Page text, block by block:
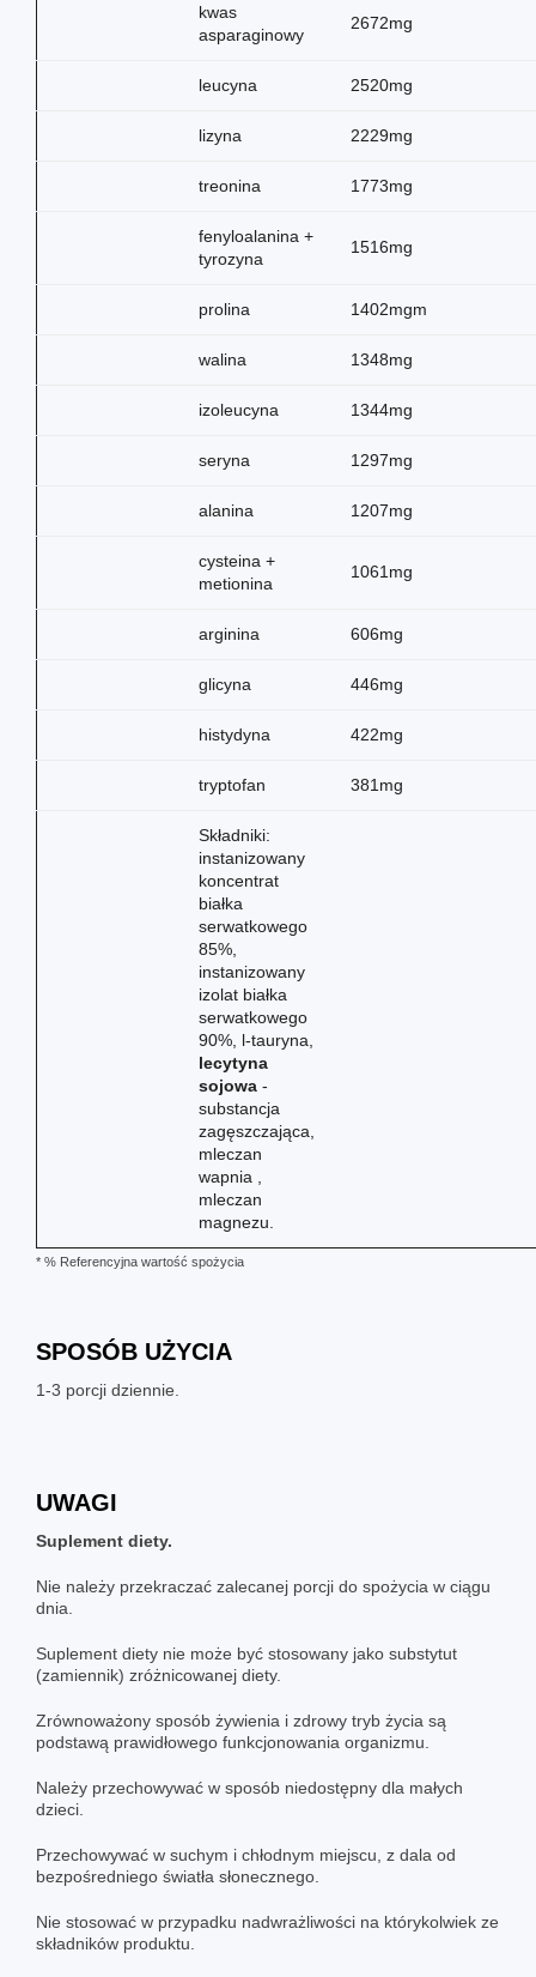
kwas
asparaginowy
2672mg
leucyna 2520mg
lizyna 2229mg
treonina 1773mg
fenyloalanina +
tyrozyna
1516mg
prolina 1402mgm
walina 1348mg
izoleucyna 1344mg
seryna 1297mg
alanina 1207mg
cysteina +
metionina
1061mg
arginina 606mg
glicyna 446mg
histydyna 422mg
tryptofan 381mg
Składniki:
instanizowany
koncentrat
białka
serwatkowego
85%,
instanizowany
izolat białka
serwatkowego
90%, l-tauryna,
lecytyna
sojowa -
substancja
zagęszczająca,
mleczan
wapnia ,
mleczan
magnezu.
* % Referencyjna wartość spożycia
SPOSÓB UŻYCIA
1-3 porcji dziennie.
UWAGI
Suplement diety.
Nie należy przekraczać zalecanej porcji do spożycia w ciągu
dnia.
Suplement diety nie może być stosowany jako substytut
(zamiennik) zróżnicowanej diety.
Zrównoważony sposób żywienia i zdrowy tryb życia są
podstawą prawidłowego funkcjonowania organizmu.
Należy przechowywać w sposób niedostępny dla małych
dzieci.
Przechowywać w suchym i chłodnym miejscu, z dala od
bezpośredniego światła słonecznego.
Nie stosować w przypadku nadwrażliwości na którykolwiek ze
składników produktu.